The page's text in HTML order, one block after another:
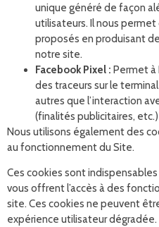
unique généré de façon
utilisateurs. Il nous permet
proposés en produisant
notre site.
Facebook Pixel : Permet à
des traceurs sur le
autres que l’interaction
(finalités publicitaires, etc.)
Nous utilisons également des
au fonctionnement du Site.
Ces cookies sont
vous offrent l’accès à des
site. Ces cookies ne peuvent
expérience utilisateur dégradée.